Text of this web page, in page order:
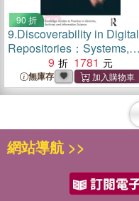
90 折
9.Discoverability in Digital
Repositories：Systems,
Perspectives, and User
Studies
9 1781
無庫存
網站導航 >>